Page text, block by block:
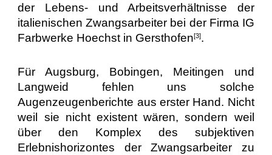
der Lebens- und Arbeitsverhältnisse der
italienischen Zwangsarbeiter bei der Firma IG
Farbwerke Hoechst in Gersthofen[3].
Für Augsburg, Bobingen, Meitingen und
Langweid fehlen uns solche
Augenzeugenberichte aus erster Hand. Nicht
weil sie nicht existent wären, sondern weil
über den Komplex des subjektiven
Erlebnishorizontes der Zwangsarbeiter zu